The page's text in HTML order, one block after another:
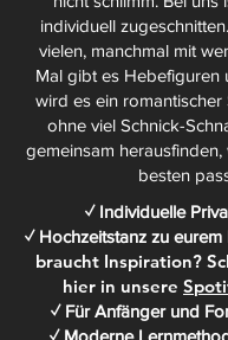
individuell
vielen, manchmal mit
Mal gibt es Hebefiguren
wird es ein romantischer
ohne viel Schnick-
gemeinsam herausfinden,
besten
✓ Individuelle
✓ Hochzeitstanz zu
braucht Inspiration?
hier in unsere
✓ Für Anfänger und
✓ Moderne